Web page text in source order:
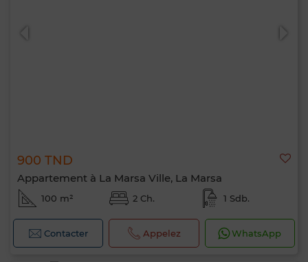
900 TND
Appartement à La Marsa Ville, La Marsa
100 m² 2 Ch. 1 Sdb.
Contacter Appelez WhatsApp